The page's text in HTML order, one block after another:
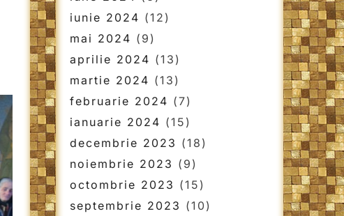
iunie 2024 (12)
mai 2024 (9)
aprilie 2024 (13)
martie 2024 (13)
februarie 2024 (7)
ianuarie 2024 (15)
decembrie 2023 (18)
noiembrie 2023 (9)
octombrie 2023 (15)
septembrie 2023 (10)